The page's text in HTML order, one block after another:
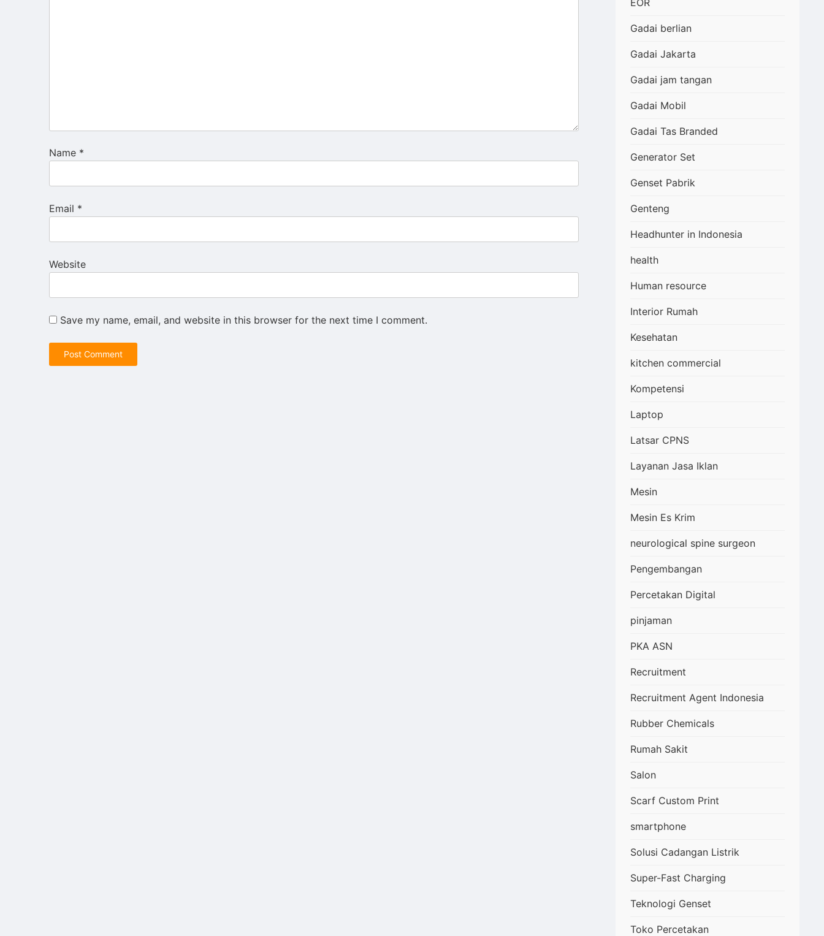
Name *
Email *
Website
Save my name, email, and website in this browser for the next time I comment.
Gadai berlian
Gadai Jakarta
Gadai jam tangan
Gadai Mobil
Gadai Tas Branded
Generator Set
Genset Pabrik
Genteng
Headhunter in Indonesia
health
Human resource
Interior Rumah
Kesehatan
kitchen commercial
Kompetensi
Laptop
Latsar CPNS
Layanan Jasa Iklan
Mesin
Mesin Es Krim
neurological spine surgeon
Pengembangan
Percetakan Digital
pinjaman
PKA ASN
Recruitment
Recruitment Agent Indonesia
Rubber Chemicals
Rumah Sakit
Salon
Scarf Custom Print
smartphone
Solusi Cadangan Listrik
Super-Fast Charging
Teknologi Genset
Toko Percetakan